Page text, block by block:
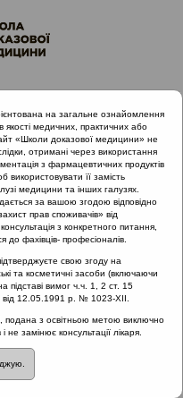
відростка
набутої втрати слуху
слуху
на загальне ознайомлення
медичних, практичних або
«Школи доказової медицини» не
отримані через використання
з фармацевтичних продуктів
її замість
медицини та інших галузях.
за вашою згодою відповідно
прав споживачів» від
з конкретного питання,
до фахівців- професіоналів.
свою згоду на
та косметичні засоби (включаючи
підставі вимог ч.ч. 1, 2 ст. 15
від 12.05.1991 р. № 1023-XII.
подана з освітньою метою виключно
замінює консультації лікаря.